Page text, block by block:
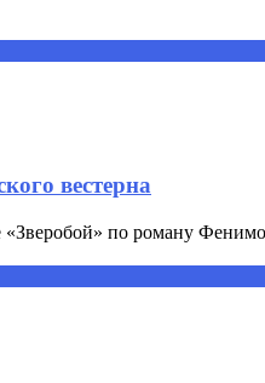
вестерна
«Зверобой» по роману